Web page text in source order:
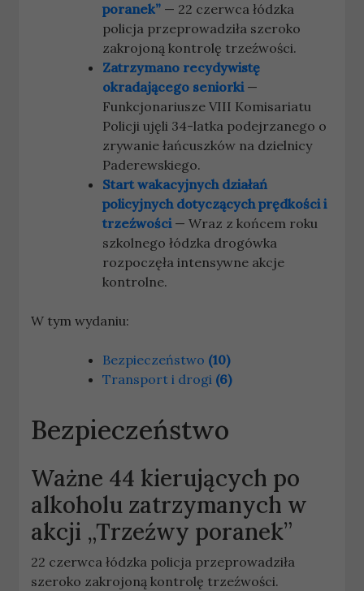
poranek” — 22 czerwca łódzka
policja przeprowadziła szeroko
zakrojoną kontrolę trzeźwości.
Zatrzymano recydywistę
okradającego seniorki—
Funkcjonariusze VIII Komisariatu
Policji ujęli 34-latka podejrzanego o
zrywanie łańcuszków na dzielnicy
Paderewskiego.
Start wakacyjnych działań
policyjnych dotyczących prędkości i
trzeźwości— Wraz z końcem roku
szkolnego łódzka drogówka
rozpoczęła intensywne akcje
kontrolne.
W tym wydaniu:
Bezpieczeństwo (10)
Transport i drogi (6)
Bezpieczeństwo
Ważne 44 kierujących po
alkoholu zatrzymanych w
akcji „Trzeźwy poranek”
22 czerwca łódzka policja przeprowadziła
szeroko zakrojoną kontrolę trzeźwości.